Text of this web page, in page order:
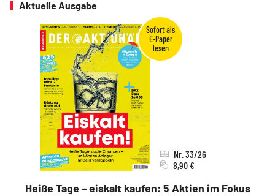
Aktuelle Ausgabe
Heiße Tage – eiskalt kaufen: 5 Aktien im Fokus
Nr. 33/26
8,90 €